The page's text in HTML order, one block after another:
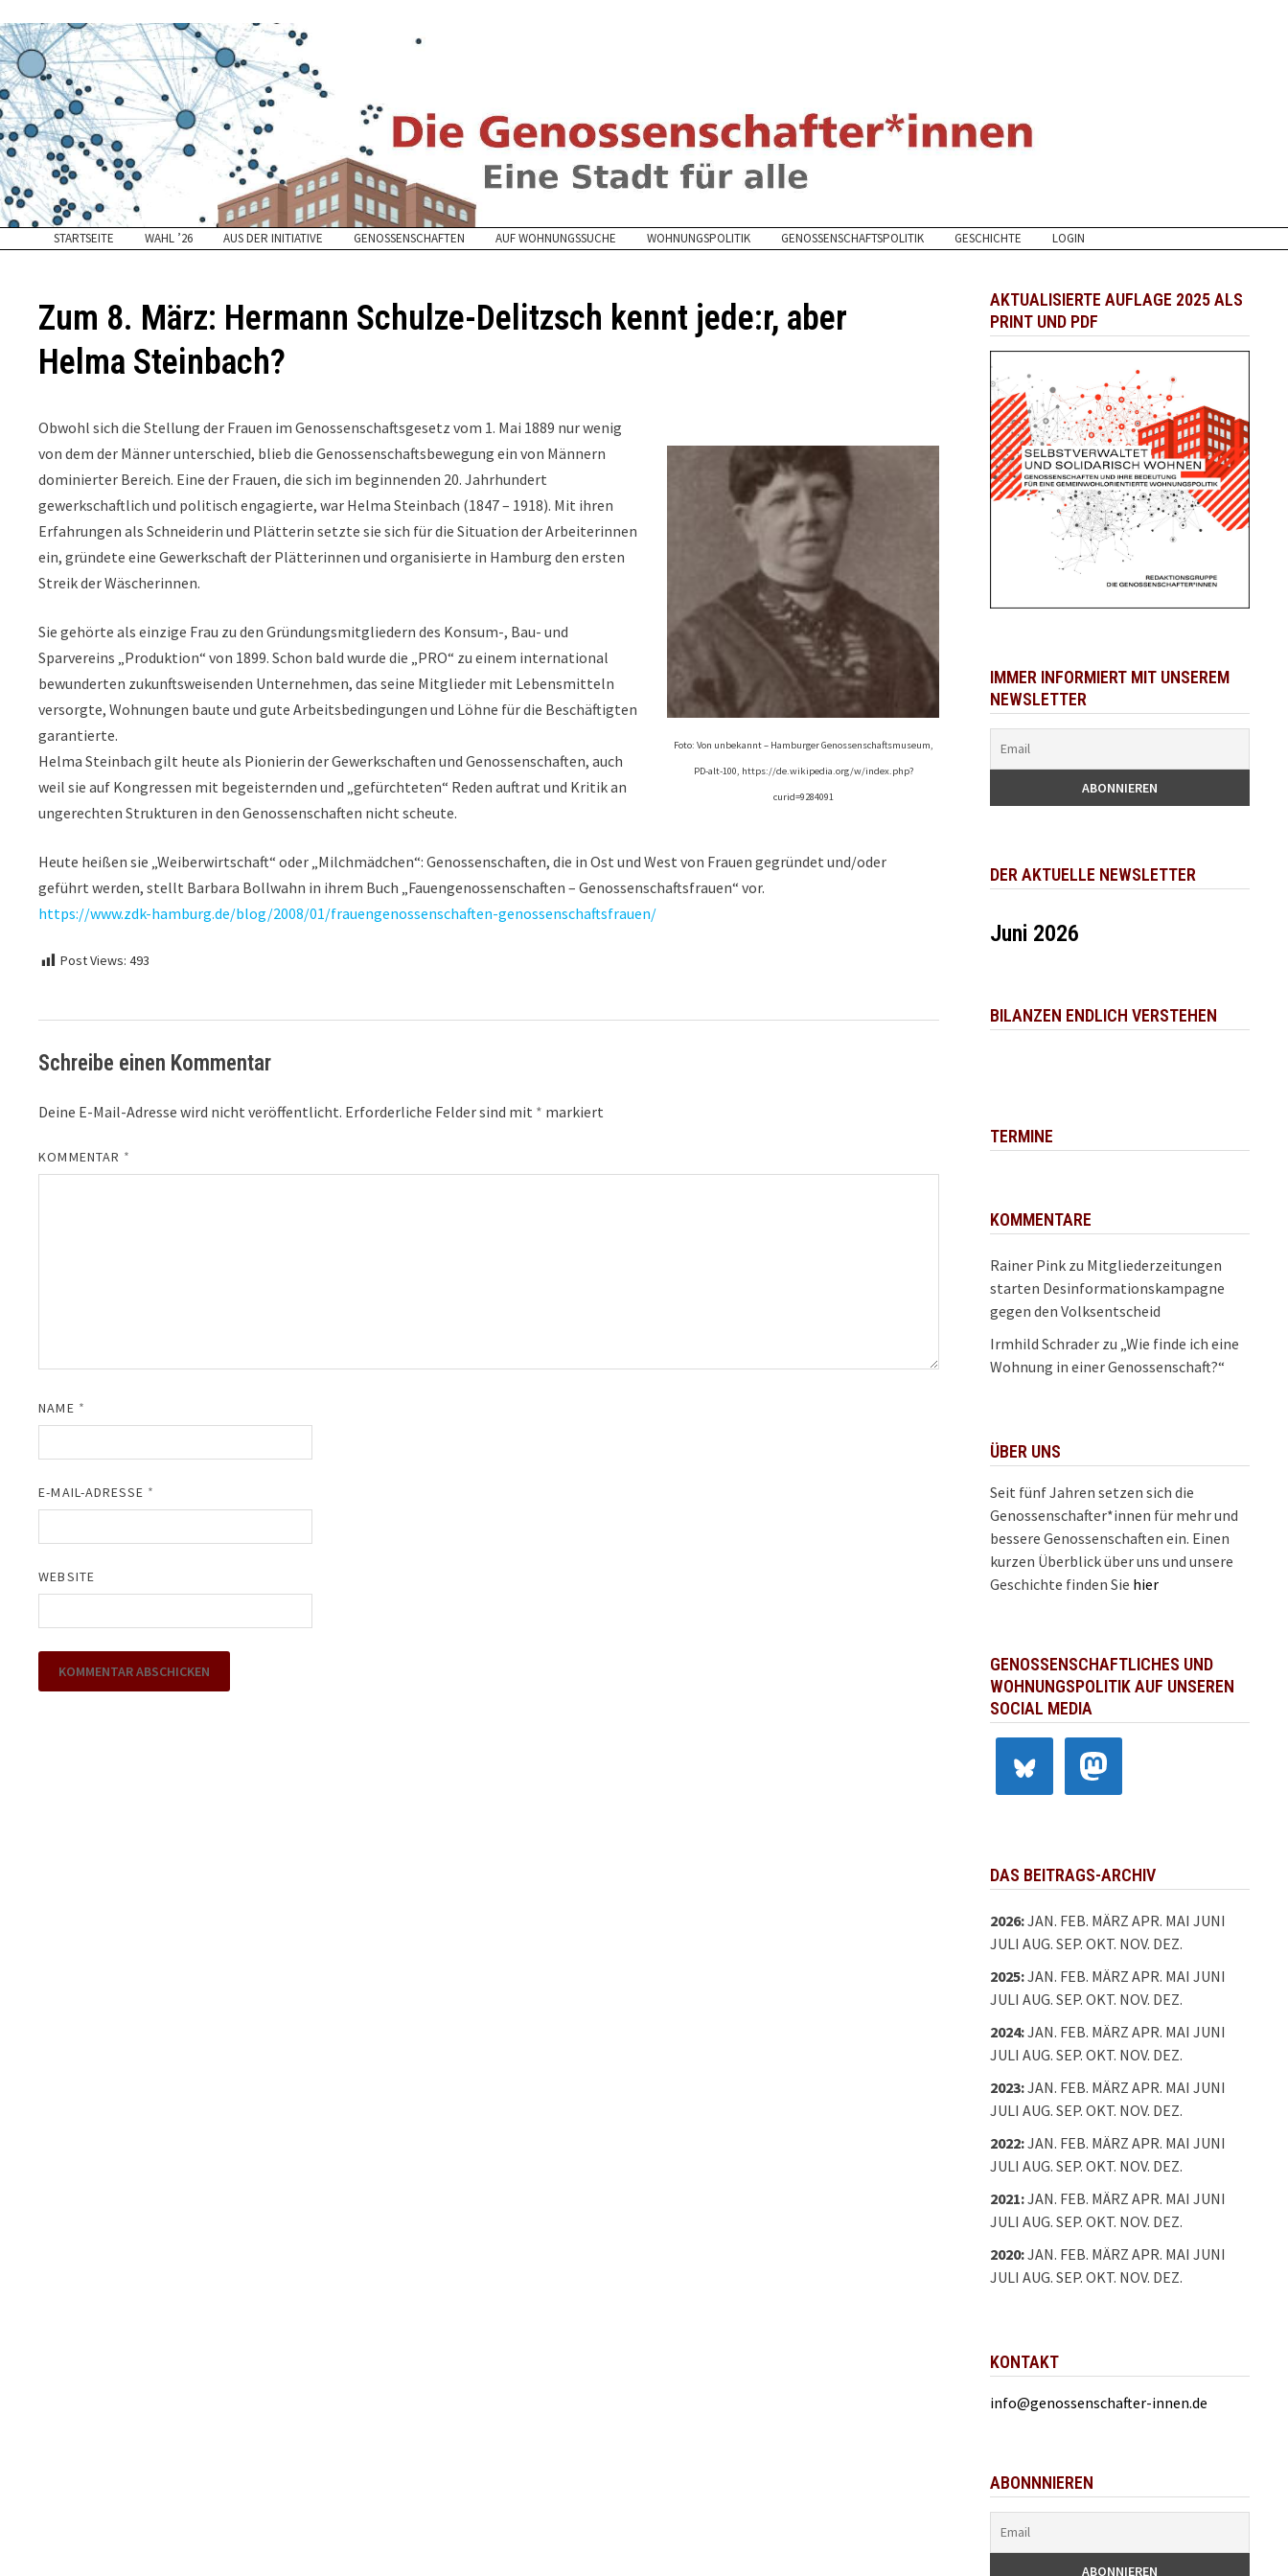
zum
Inhalt
STARTSEITE WAHL ’26 AUS DER INITIATIVE GENOSSENSCHAFTEN AUF WOHNUNGSSUCHE WOHNUNGSPOLITIK GENOSSENSCHAFTSPOLITIK GESCHICHTE LOGIN
Zum 8. März: Hermann Schulze-Delitzsch kennt jede:r, aber
Helma Steinbach?
Foto: Von unbekannt – Hamburger Genossenschaftsmuseum,
PD-alt-100, https://de.wikipedia.org/w/index.php?
curid=9284091
Obwohl sich die Stellung der Frauen im Genossenschaftsgesetz vom 1. Mai 1889 nur wenig
von dem der Männer unterschied, blieb die Genossenschaftsbewegung ein von Männern
dominierter Bereich. Eine der Frauen, die sich im beginnenden 20. Jahrhundert
gewerkschaftlich und politisch engagierte, war Helma Steinbach (1847 – 1918). Mit ihren
Erfahrungen als Schneiderin und Plätterin setzte sie sich für die Situation der Arbeiterinnen
ein, gründete eine Gewerkschaft der Plätterinnen und organisierte in Hamburg den ersten
Streik der Wäscherinnen.
Sie gehörte als einzige Frau zu den Gründungsmitgliedern des Konsum-, Bau- und
Sparvereins „Produktion“ von 1899. Schon bald wurde die „PRO“ zu einem international
bewunderten zukunftsweisenden Unternehmen, das seine Mitglieder mit Lebensmitteln
versorgte, Wohnungen baute und gute Arbeitsbedingungen und Löhne für die Beschäftigten
garantierte.
Helma Steinbach gilt heute als Pionierin der Gewerkschaften und Genossenschaften, auch
weil sie auf Kongressen mit begeisternden und „gefürchteten“ Reden auftrat und Kritik an
ungerechten Strukturen in den Genossenschaften nicht scheute.
Heute heißen sie „Weiberwirtschaft“ oder „Milchmädchen“: Genossenschaften, die in Ost und West von Frauen gegründet und/oder
geführt werden, stellt Barbara Bollwahn in ihrem Buch „Fauengenossenschaften – Genossenschaftsfrauen“ vor.
https://www.zdk-hamburg.de/blog/2008/01/frauengenossenschaften-genossenschaftsfrauen/
Post Views: 493
Schreibe einen Kommentar
Deine E-Mail-Adresse wird nicht veröffentlicht. Erforderliche Felder sind mit * markiert
KOMMENTAR *
NAME *
E-MAIL-ADRESSE *
WEBSITE
AKTUALISIERTE AUFLAGE 2025 ALS
PRINT UND PDF
IMMER INFORMIERT MIT UNSEREM
NEWSLETTER
DER AKTUELLE NEWSLETTER
Juni 2026
BILANZEN ENDLICH VERSTEHEN
TERMINE
KOMMENTARE
Rainer Pink zu Mitgliederzeitungen
starten Desinformationskampagne
gegen den Volksentscheid
Irmhild Schrader zu „Wie finde ich eine
Wohnung in einer Genossenschaft?“
ÜBER UNS
Seit fünf Jahren setzen sich die
Genossenschafter*innen für mehr und
bessere Genossenschaften ein. Einen
kurzen Überblick über uns und unsere
Geschichte finden Sie hier
GENOSSENSCHAFTLICHES UND
WOHNUNGSPOLITIK AUF UNSEREN
SOCIAL MEDIA
DAS BEITRAGS-ARCHIV
2026:JAN. FEB. MÄRZ APR. MAI JUNI
JULI AUG. SEP. OKT. NOV. DEZ.
2025:JAN. FEB. MÄRZ APR. MAI JUNI
JULI AUG. SEP. OKT. NOV. DEZ.
2024:JAN. FEB. MÄRZ APR. MAI JUNI
JULI AUG. SEP. OKT. NOV. DEZ.
2023:JAN. FEB. MÄRZ APR. MAI JUNI
JULI AUG. SEP. OKT. NOV. DEZ.
2022:JAN. FEB. MÄRZ APR. MAI JUNI
JULI AUG. SEP. OKT. NOV. DEZ.
2021:JAN. FEB. MÄRZ APR. MAI JUNI
JULI AUG. SEP. OKT. NOV. DEZ.
2020:JAN. FEB. MÄRZ APR. MAI JUNI
JULI AUG. SEP. OKT. NOV. DEZ.
KONTAKT
info@genossenschafter-innen.de
ABONNNIEREN